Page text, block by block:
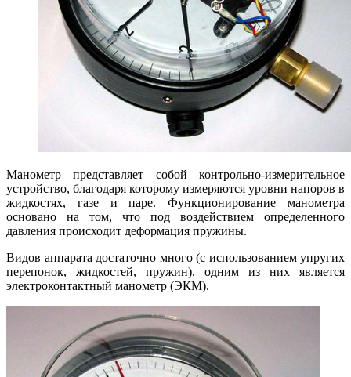
Манометр представляет собой контрольно-измерительное
устройство, благодаря которому измеряются уровни напоров в
жидкостях, газе и паре. Функционирование манометра
основано на том, что под воздействием определенного
давления происходит деформация пружины.
Видов аппарата достаточно много (с использованием упругих
перепонок, жидкостей, пружин), одним из них является
электроконтактный манометр (ЭКМ).